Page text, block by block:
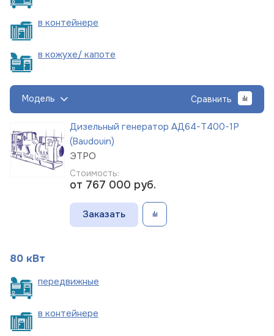
в контейнере
в кожухе/ капоте
Модель Сравнить
Дизельный генератор АД64-Т400-1Р
(Baudouin)
ЭТРО
Стоимость:
от 767 000 руб.
Заказать
80 кВт
передвижные
в контейнере